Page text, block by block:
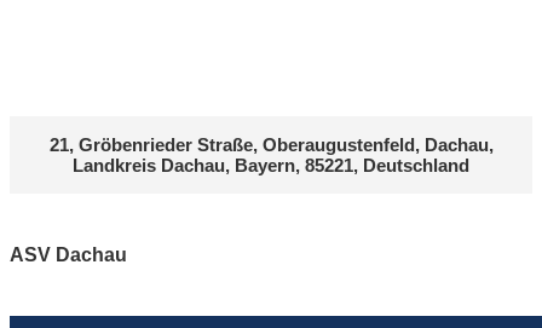
21, Gröbenrieder Straße, Oberaugustenfeld, Dachau,
Landkreis Dachau, Bayern, 85221, Deutschland
ASV Dachau